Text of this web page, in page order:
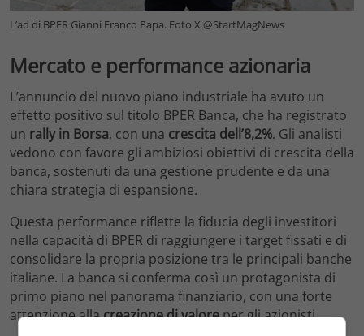
L’ad di BPER Gianni Franco Papa. Foto X @StartMagNews
Mercato e performance azionaria
L’annuncio del nuovo piano industriale ha avuto un
effetto positivo sul titolo BPER Banca, che ha registrato
un rally in Borsa, con una crescita dell’8,2%. Gli analisti
vedono con favore gli ambiziosi obiettivi di crescita della
banca, sostenuti da una gestione prudente e da una
chiara strategia di espansione.
Questa performance riflette la fiducia degli investitori
nella capacità di BPER di raggiungere i target fissati e di
consolidare la propria posizione tra le principali banche
italiane. La banca si conferma così un protagonista di
primo piano nel panorama finanziario, con una forte
attenzione allacreazione di valoreper gli azionisti.